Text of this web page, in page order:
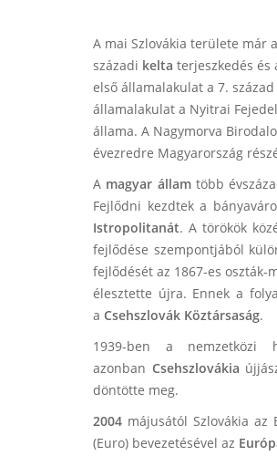
A mai Szlovákia területe már
századi kelta terjeszkedés
első államalakulat a 7.
államalakulat a Nyitrai
állama. A Nagymorva
évezredre Magyarország
A magyar államtöbb
Fejlődni kezdtek a
Istropolitanát. A törökök
fejlődése szempontjából
fejlődését az 1867-es oszták-
élesztette újra. Ennek a
a Csehszlovák Köztársaság.
1939-ben a
azonban Csehszlovákia
döntötte meg.
2004 májusától Szlovákia az
(Euro) bevezetésével az